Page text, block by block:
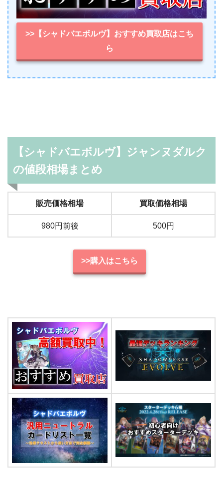
>>【シャドバエボルヴ】おすすめ買取店はこち
ら
【シャドバエボルヴ】ジャンヌダルク
の値段相場まとめ
販売価格相場 買取価格相場
980円前後 500円
>>購入はこちら